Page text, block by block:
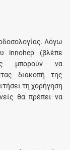
Λόγω
innohep (βλέπε
μπορούν να
διακοπή της
τη χορήγηση
θα πρέπει να